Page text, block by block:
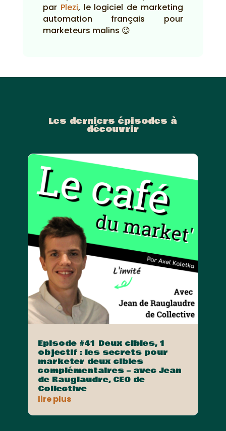
par Plezi, le logiciel de marketing
automation français pour
marketeurs malins 😉
Les derniers épisodes à
découvrir
Episode #41 Deux cibles, 1
objectif : les secrets pour
marketer deux cibles
complémentaires – avec Jean
de Rauglaudre, CEO de
Collective
lire plus